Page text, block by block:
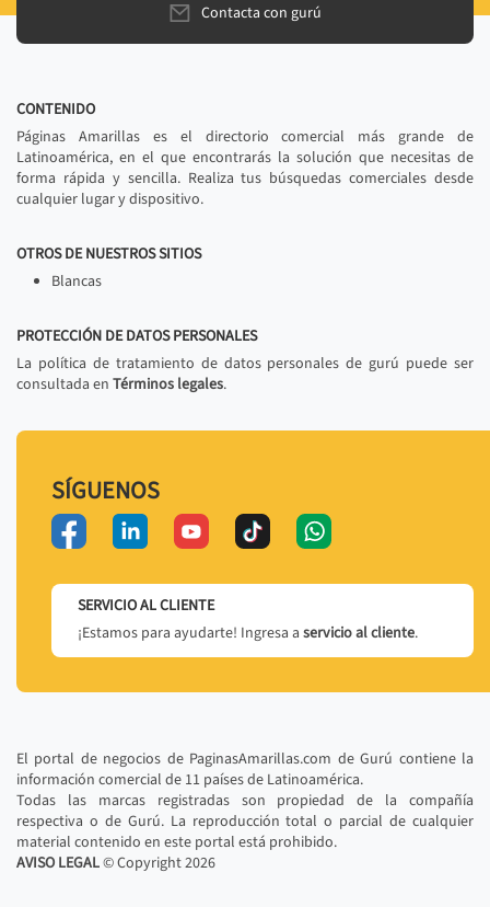
Contacta con gurú
CONTENIDO
Páginas Amarillas es el directorio comercial más grande de
Latinoamérica, en el que encontrarás la solución que necesitas de
forma rápida y sencilla. Realiza tus búsquedas comerciales desde
cualquier lugar y dispositivo.
OTROS DE NUESTROS SITIOS
Blancas
PROTECCIÓN DE DATOS PERSONALES
La política de tratamiento de datos personales de gurú puede ser
consultada en Términos legales.
SÍGUENOS
SERVICIO AL CLIENTE
¡Estamos para ayudarte! Ingresa a servicio al cliente.
El portal de negocios de PaginasAmarillas.com de Gurú contiene la
información comercial de 11 países de Latinoamérica.
Todas las marcas registradas son propiedad de la compañía
respectiva o de Gurú. La reproducción total o parcial de cualquier
material contenido en este portal está prohibido.
AVISO LEGAL© Copyright2026